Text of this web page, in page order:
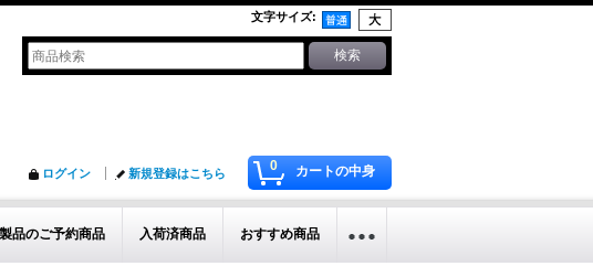
文字サイズ:
0 カートの中身
ログイン 新規登録はこちら
品のご予約商品 入荷済商品 おすすめ商品